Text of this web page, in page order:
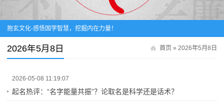
抱玄文化-感悟国学智慧，挖掘内在力量！
首页 » 2026年5月8日
2026年5月8日
2026-05-08 11:19:07
起名热评：“名字能量共振”？论取名是科学还是话术？